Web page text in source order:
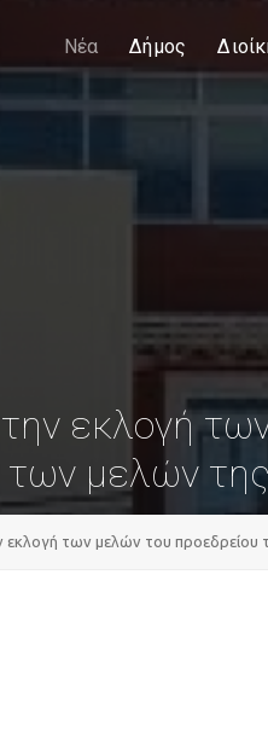
Νέα Δήμος
εκλογή
των μελών
των μελών του προεδρείου